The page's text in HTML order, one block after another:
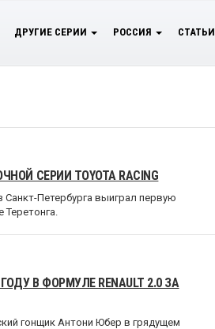
ДРУГИЕ СЕРИИ РОССИЯ СТАТЬИ
СЕРИИ TOYOTA RACING
Петербурга выиграл первую
В ФОРМУЛЕ RENAULT 2.0 ЗА
гонщик Антони Юбер в грядущем